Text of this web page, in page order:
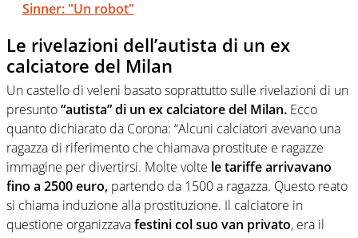
Sinner: "Un robot"
Le rivelazioni dell’autista di un ex
calciatore del Milan
Un castello di veleni basato soprattutto sulle rivelazioni di un
presunto“autista” di un ex calciatore del Milan. Ecco
quanto dichiarato da Corona: “Alcuni calciatori avevano una
ragazza di riferimento che chiamava prostitute e ragazze
immagine per divertirsi. Molte volte le tariffe arrivavano
fino a 2500 euro, partendo da 1500 a ragazza. Questo reato
si chiama induzione alla prostituzione. Il calciatore in
questione organizzavafestini col suo van privato, era il